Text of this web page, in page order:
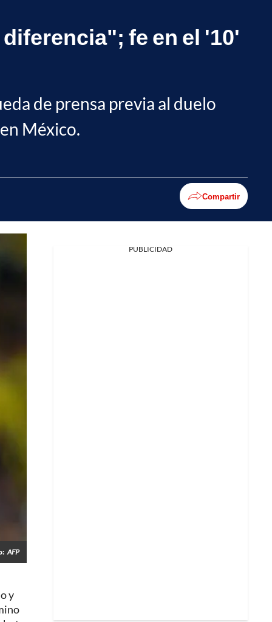
fe en el '10'
de prensa previa al duelo
México.
Compartir
AFP
y
PUBLICIDAD